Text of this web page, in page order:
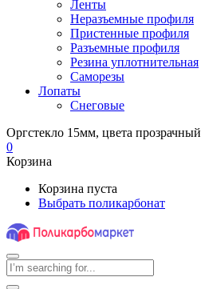
Ленты
Неразъемные профиля
Пристенные профиля
Разъемные профиля
Резина уплотнительная
Саморезы
Лопаты
Снеговые
Оргстекло 15мм, цвета
0
Корзина
Корзина пуста
Выбрать поликарбонат